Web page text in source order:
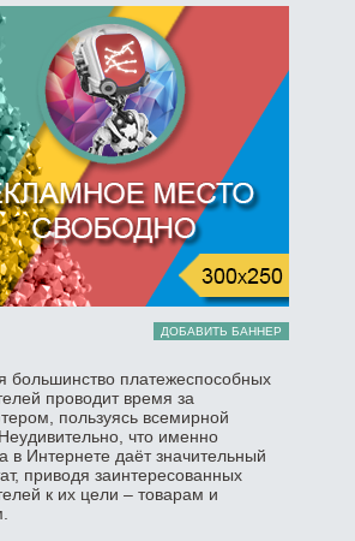
ДОБАВИТЬ БАННЕР
большинство платежеспособных
проводит время за
пользуясь всемирной
что именно
в Интернете даёт значительный
приводя заинтересованных
к их цели – товарам и